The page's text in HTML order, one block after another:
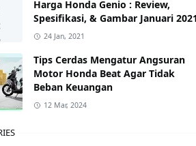
Harga Honda Genio : Review,
Spesifikasi, & Gambar Januari 2021
24 Jan, 2021
Tips Cerdas Mengatur Angsuran
Motor Honda Beat Agar Tidak
Beban Keuangan
12 Mar, 2024